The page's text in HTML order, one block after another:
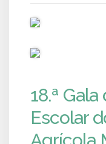
18.ª
Escolar